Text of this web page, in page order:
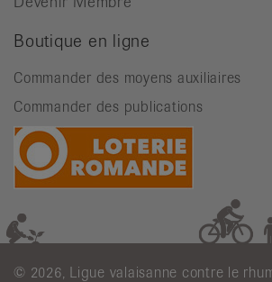
Boutique en ligne
Commander des moyens auxiliaires
Commander des publications
© 2026, Ligue valaisanne contre le